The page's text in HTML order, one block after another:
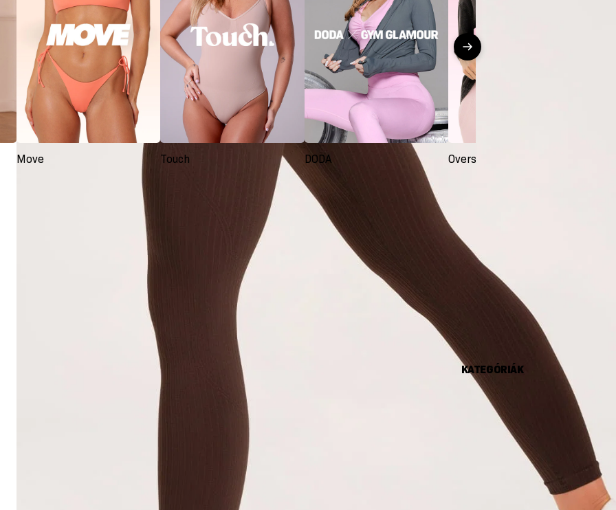
Move Touch DODA Oversize
KATEGÓRIÁK